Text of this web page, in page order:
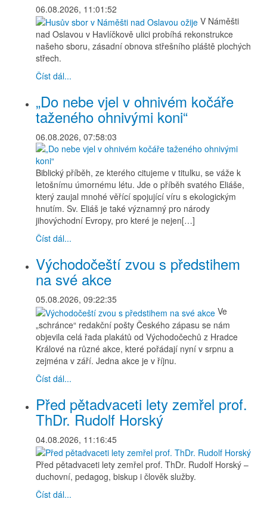
06.08.2026, 11:01:52
V Náměšti
nad Oslavou v Havlíčkově ulici probíhá rekonstrukce
našeho sboru, zásadní obnova střešního pláště plochých
střech.
Číst dál...
„Do nebe vjel v ohnivém kočáře
taženého ohnivými koni“
06.08.2026, 07:58:03
Biblický příběh, ze kterého citujeme v titulku, se váže k
letošnímu úmornému létu. Jde o příběh svatého Eliáše,
který zaujal mnohé věřící spojující víru s ekologickým
hnutím. Sv. Eliáš je také významný pro národy
jihovýchodní Evropy, pro které je nejen[…]
Číst dál...
Východočeští zvou s předstihem
na své akce
05.08.2026, 09:22:35
Ve
„schránce“ redakční pošty Českého zápasu se nám
objevila celá řada plakátů od Východočechů z Hradce
Králové na různé akce, které pořádají nyní v srpnu a
zejména v září. Jedna akce je v říjnu.
Číst dál...
Před pětadvaceti lety zemřel prof.
ThDr. Rudolf Horský
04.08.2026, 11:16:45
Před pětadvaceti lety zemřel prof. ThDr. Rudolf Horský –
duchovní, pedagog, biskup i člověk služby.
Číst dál...